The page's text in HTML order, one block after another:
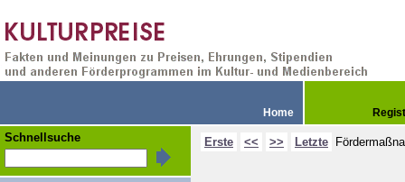
Home
Erste << >> Letzte
Schnellsuche